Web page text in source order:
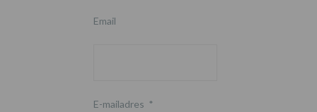
Email
E-mailadres *